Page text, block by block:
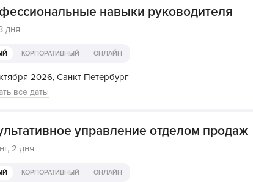
навыки руководителя
дня
КОРПОРАТИВНЫЙ ОНЛАЙН
2026,Санкт-Петербург
все даты
управление отделом продаж
2 дня
КОРПОРАТИВНЫЙ ОНЛАЙН